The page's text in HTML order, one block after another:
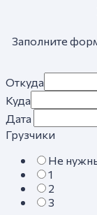
Заполните
Откуда
Куда
Дата
Грузчики
Не
1
2
3